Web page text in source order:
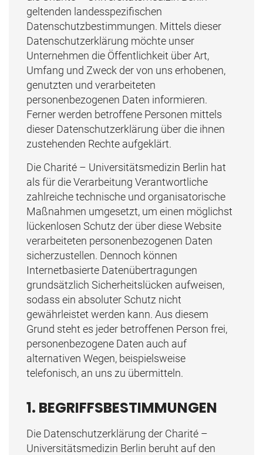
geltenden landesspezifischen
Datenschutzbestimmungen. Mittels dieser
Datenschutzerklärung möchte unser
Unternehmen die Öffentlichkeit über Art,
Umfang und Zweck der von uns erhobenen,
genutzten und verarbeiteten
personenbezogenen Daten informieren.
Ferner werden betroffene Personen mittels
dieser Datenschutzerklärung über die ihnen
zustehenden Rechte aufgeklärt.
Die Charité – Universitätsmedizin Berlin hat
als für die Verarbeitung Verantwortliche
zahlreiche technische und organisatorische
Maßnahmen umgesetzt, um einen möglichst
lückenlosen Schutz der über diese Website
verarbeiteten personenbezogenen Daten
sicherzustellen. Dennoch können
Internetbasierte Datenübertragungen
grundsätzlich Sicherheitslücken aufweisen,
sodass ein absoluter Schutz nicht
gewährleistet werden kann. Aus diesem
Grund steht es jeder betroffenen Person frei,
personenbezogene Daten auch auf
alternativen Wegen, beispielsweise
telefonisch, an uns zu übermitteln.
1. BEGRIFFSBESTIMMUNGEN
Die Datenschutzerklärung der Charité –
Universitätsmedizin Berlin beruht auf den